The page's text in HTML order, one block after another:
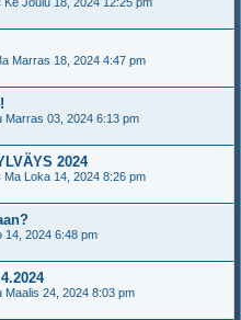
Marras 18, 2024 4:47 pm
Marras 03, 2024 6:13 pm
2024
Ma Loka 14, 2024 8:26 pm
14, 2024 6:48 pm
Maalis 24, 2024 8:03 pm